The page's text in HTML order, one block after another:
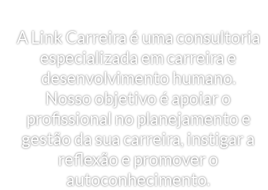
A Link Carreira é uma consultoria
especializada em carreira e
desenvolvimento humano.
Nosso objetivo é apoiar o
profissional no planejamento e
gestão da sua carreira, instigar a
reflexão e promover o
autoconhecimento.